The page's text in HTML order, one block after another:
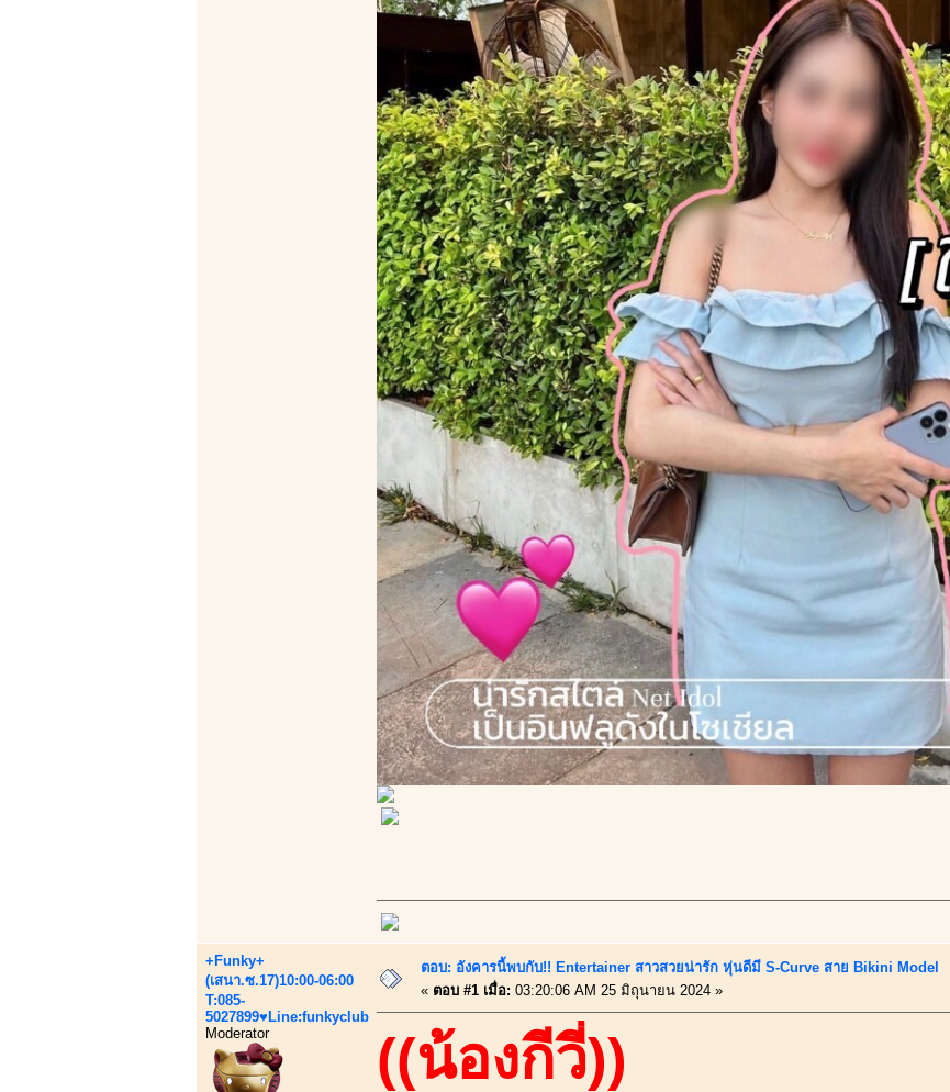
+Funky+
(เสนา.ซ.17)10:00-06:00
T:085-
5027899♥Line:funkyclub
Moderator
ตอบ: อังคารนี้พบกับ!! Entertainer สาวสวยน่ารัก หุ่นดีมี S-Curve สาย Bikini Model
« ตอบ #1 เมื่อ: 03:20:06 AM 25 มิถุนายน 2024 »
((น้องกีวี่))